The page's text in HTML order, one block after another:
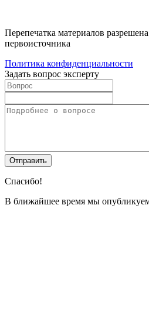
Перепечатка материалов
первоисточника
Политика конфиденциальности
Задать вопрос эксперту
Спасибо!
В ближайшее время мы